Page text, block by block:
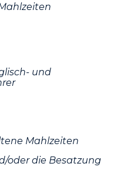
und
Mahlzeiten
oder die Besatzung